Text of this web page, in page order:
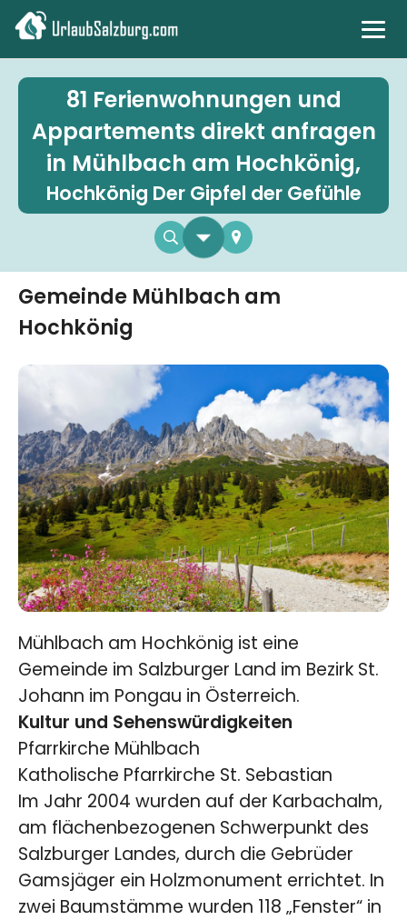
Stadt & Kultur
Berge & Natur
Land & See
81 Ferienwohnungen und
Appartements direkt anfragen
in Mühlbach am Hochkönig,
Hochkönig Der Gipfel der Gefühle
Gemeinde Mühlbach am
Hochkönig
Mühlbach am Hochkönig ist eine
Gemeinde im Salzburger Land im Bezirk St.
Johann im Pongau in Österreich.
Kultur und Sehenswürdigkeiten
Pfarrkirche Mühlbach
Katholische Pfarrkirche St. Sebastian
Im Jahr 2004 wurden auf der Karbachalm,
am flächenbezogenen Schwerpunkt des
Salzburger Landes, durch die Gebrüder
Gamsjäger ein Holzmonument errichtet. In
zwei Baumstämme wurden 118 „Fenster“ in